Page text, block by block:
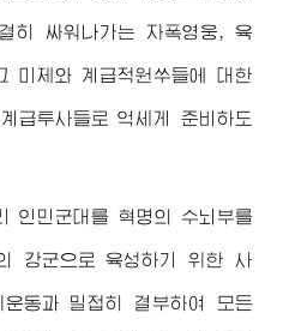
히 싸워나가는 자폭영웅, 육
미제와 계급적원쑤들에 대한
급투사들로 억세게 준비하도
인민군대를 혁명의 수뇌부를
강군으로 육성하기 위한 사
동과 밀접히 결부하여 모든